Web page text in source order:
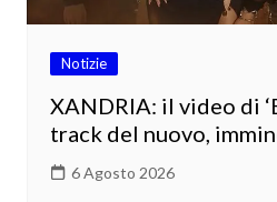
Notizie
XANDRIA: il video di
track del nuovo,
6 Agosto 2026